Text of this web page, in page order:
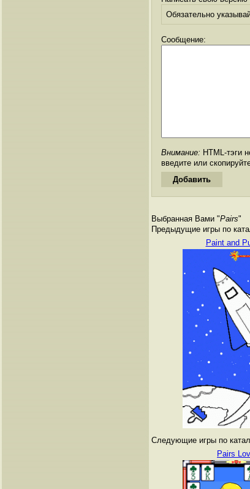
Обязательно
Сообщение:
Внимание: HTML-тэги
введите или
Выбранная Вами "Pairs"
Предыдущие игры по
Paint and
Следующие игры по
Pairs